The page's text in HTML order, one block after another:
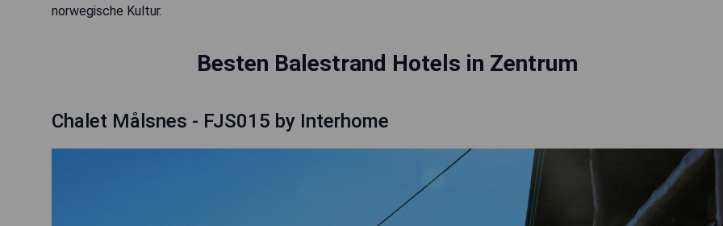
norwegische Kultur.
Besten Balestrand Hotels in Zentrum
Chalet Målsnes - FJS015 by Interhome